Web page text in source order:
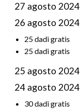
27 agosto 2024
26 agosto 2024
25 dadi gratis
25 dadi gratis
25 agosto 2024
24 agosto 2024
30 dadi gratis